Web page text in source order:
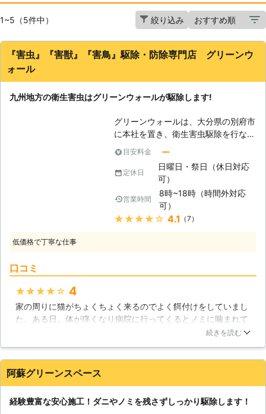
1~5（5件中） 絞り込み
『害虫』『害獣』『害鳥』駆除・防除専門店 グリーンウ
ォール
九州地方の衛生害虫はグリーンウォールが駆除します!
グリーンウォールは、大分県の別府市
に本社を置き、衛生害虫駆除を行なっ
ている会社です。大分県内はもちろ
ん、宮崎県・福岡県・熊本県・佐賀県
へも出張することができるフットワー
クの軽さが自慢です。衛生害虫駆除を
したいときには、当社が皆さんのもと
へ迅速に駆けつけます。 【九州地方
の衛生害虫】 当社の対応エリアであ
めた生き物の血を吸って生きているも
ので、刺されてしまうとかゆみを感じ
たり、その部分が赤く腫れ上がること
があります。またノミやダニはアレル
ギーの原因となることもあり、注意が
除をすることは困難を極めるといえま
す。そのためこれらの衛生害虫で困っ
目安料金 ー
定休日
日曜日・祭日（休日対応
可）
営業時間
8時~18時（時間外対応
可）
★★★★★ 4.1 （7）
低価格で丁寧な仕事
口コミ
★★★★★ 4
家の周りに猫がちょくちょく来るのでよく餌付けをしていまし
た、ある日、体が痒くなり病院に行ってくるとノミに噛まれて
いるそうです。恐らく猫かなと思いながらも、生活110番グリ
の私としてはショックでしたが、ここまで来ると仕方ないので
接触をやめようと思います。駆除してもらってからは痒くなく
です！
続きを読む
阿蘇グリーンスペース
経験豊富な安心施工！ダニやノミを残さずしっかり駆除します！